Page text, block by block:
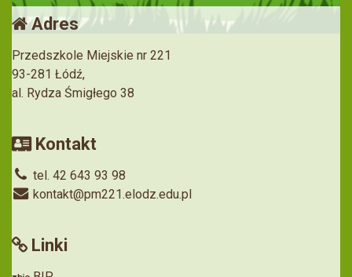
Adres
Przedszkole Miejskie nr 221
93-281 Łódź,
al. Rydza Śmigłego 38
Kontakt
tel. 42 643 93 98
kontakt@pm221.elodz.edu.pl
Linki